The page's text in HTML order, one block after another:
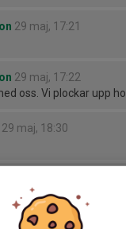
29 maj, 17:21
29 maj, 17:22
oss. Vi plockar upp
29 maj, 18:30